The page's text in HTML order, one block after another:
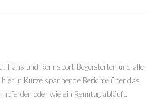
Fans und Rennsport-Begeisterten und alle,
in Kürze spannende Berichte über das
oder wie ein Renntag abläuft.